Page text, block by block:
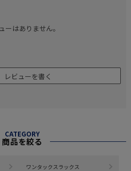
ーはありません。
レビューを書く
CATEGORY
商品を絞る
ワンタックスラックス